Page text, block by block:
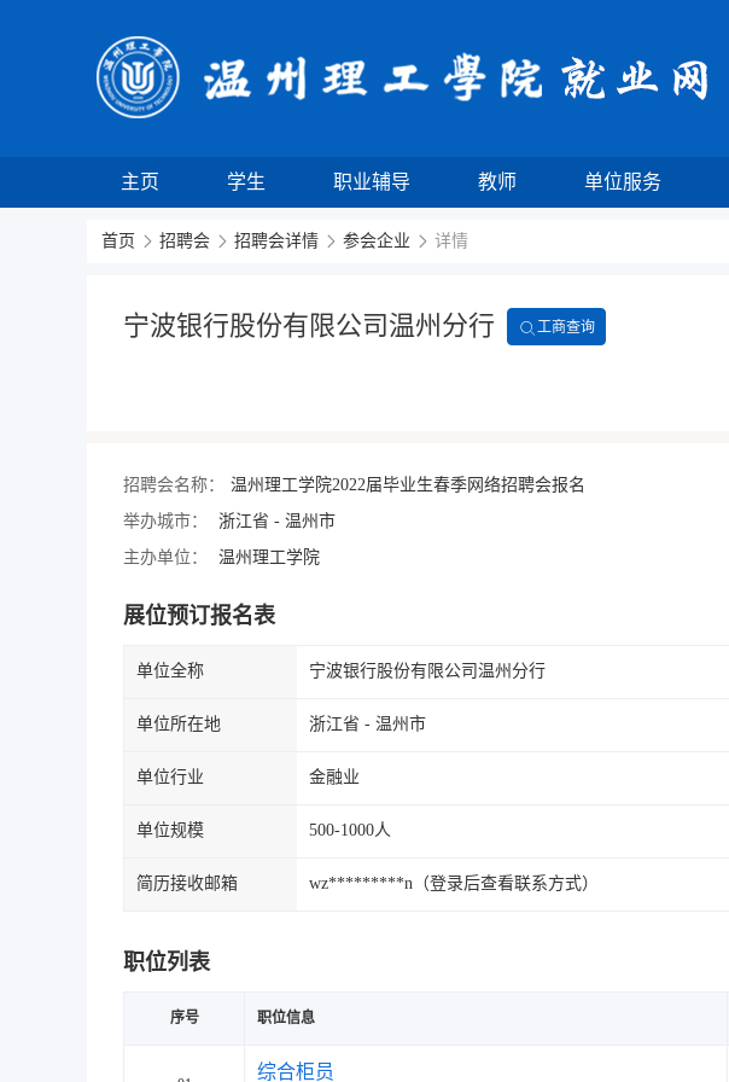
主页 学生 职业辅导 教师 单位服务
首页 招聘会 招聘会详情 参会企业 详情
宁波银行股份有限公司温州分行 工商查询
招聘会名称： 温州理工学院2022届毕业生春季网络招聘会报名
举办城市：
浙江省 - 温州市
主办单位：
温州理工学院
展位预订报名表
单位全称 宁波银行股份有限公司温州分行
单位所在地 浙江省 - 温州市
单位行业 金融业
单位规模 500-1000人
简历接收邮箱 wz*********n（登录后查看联系方式）
职位列表
序号 职位信息
综合柜员